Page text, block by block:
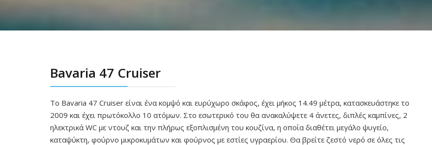
Bavaria 47 Cruiser
Το Bavaria 47 Cruiser είναι ένα κομψό και ευρύχωρο σκάφος, έχει μήκος 14.49 μέτρα, κατασκευάστηκε το
2009 και έχει πρωτόκολλο 10 ατόμων. Στο εσωτερικό του θα ανακαλύψετε 4 άνετες, διπλές καμπίνες, 2
ηλεκτρικά WC με ντουζ και την πλήρως εξοπλισμένη του κουζίνα, η οποία διαθέτει μεγάλο ψυγείο,
καταψύκτη, φούρνο μικροκυμάτων και φούρνος με εστίες υγραερίου. Θα βρείτε ζεστό νερό σε όλες τις